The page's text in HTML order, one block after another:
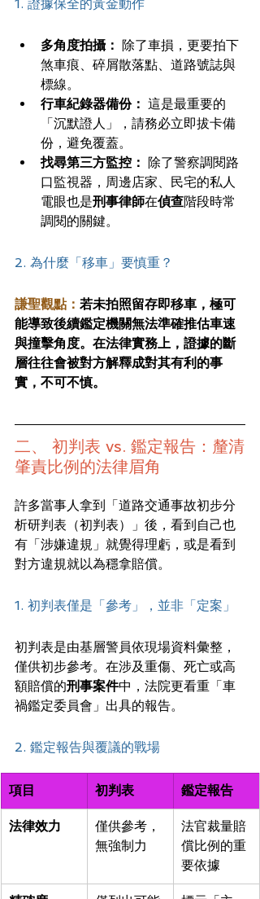
1. 證據保全的黃金動作
多角度拍攝： 除了車損，更要拍下
煞車痕、碎屑散落點、道路號誌與
標線。
行車紀錄器備份： 這是最重要的
「沉默證人」，請務必立即拔卡備
份，避免覆蓋。
找尋第三方監控： 除了警察調閱路
口監視器，周邊店家、民宅的私人
電眼也是刑事律師在偵查階段時常
調閱的關鍵。
2. 為什麼「移車」要慎重？
謙聖觀點： 若未拍照留存即移車，極可
能導致後續鑑定機關無法準確推估車速
與撞擊角度。在法律實務上，證據的斷
層往往會被對方解釋成對其有利的事
實，不可不慎。
二、 初判表 vs. 鑑定報告：釐清
肇責比例的法律眉角
許多當事人拿到「道路交通事故初步分
析研判表（初判表）」後，看到自己也
有「涉嫌違規」就覺得理虧，或是看到
對方違規就以為穩拿賠償。
1. 初判表僅是「參考」，並非「定案」
初判表是由基層警員依現場資料彙整，
僅供初步參考。在涉及重傷、死亡或高
額賠償的刑事案件中，法院更看重「車
禍鑑定委員會」出具的報告。
2. 鑑定報告與覆議的戰場
項目 初判表 鑑定報告
法律效力
僅供參考，
無強制力
法官裁量賠
償比例的重
要依據